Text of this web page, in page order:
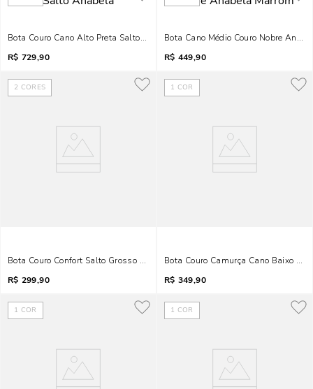
Bota Couro Cano Alto Preta Salto Anabela
R$ 729,90
Bota Cano Médio Couro Nobre
R$ 449,90
2 CORES
Bota Couro Confort Salto Grosso Caramelo
R$ 299,90
1 COR
Bota Couro Camurça Cano Baixo
R$ 349,90
1 COR 1 COR